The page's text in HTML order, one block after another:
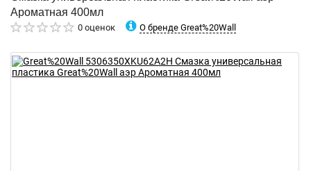
Ароматная 400мл
0 оценок О бренде Great%20Wall